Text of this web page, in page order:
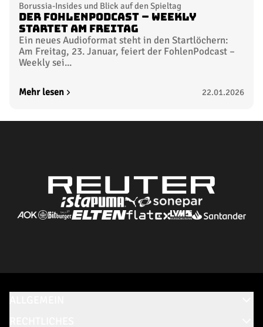
Borussia-Insides und Blick auf den Spieltag
Der FohlenPodcast – Weekly
startet am Freitag
Ein neues Audioformat steht in den Startlöchern:
Am Freitag, 23. Januar, feiert der FohlenPodcast –
Weekly sei...
Mehr lesen 22.01.2026